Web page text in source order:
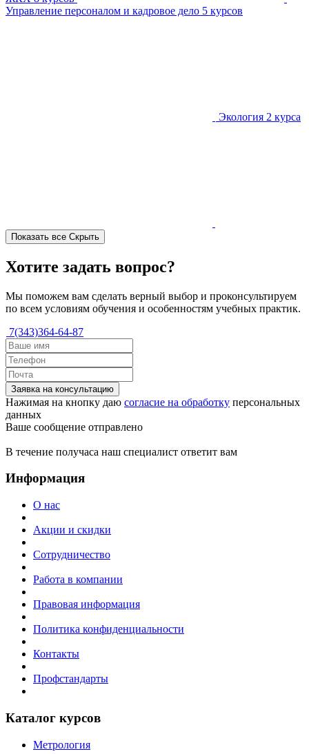
Управление персоналом и кадровое дело 5 курсов
Экология 2 курса
Показать все Скрыть
Хотите задать вопрос?
Мы поможем вам сделать верный выбор и проконсультируем
по всем условиям обучения и особенностям учебных практик.
7(343)364-64-87
Заявка на консультацию
Нажимая на кнопку даю согласие на обработку персональных
данных
Ваше сообщение отправлено
В течение получаса наш специалист ответит вам
Информация
О нас
Акции и скидки
Сотрудничество
Работа в компании
Правовая информация
Политика конфиденциальности
Контакты
Профстандарты
Каталог курсов
Метрология